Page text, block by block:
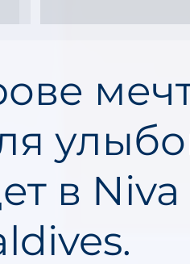
в Niva